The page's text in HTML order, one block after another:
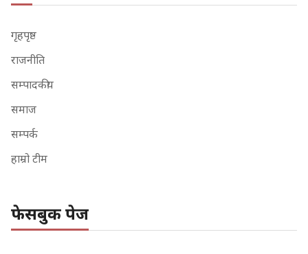
गृहपृष्ठ
राजनीति
सम्पादकीय
समाज
सम्पर्क
हाम्रो टीम
फेसबुक पेज